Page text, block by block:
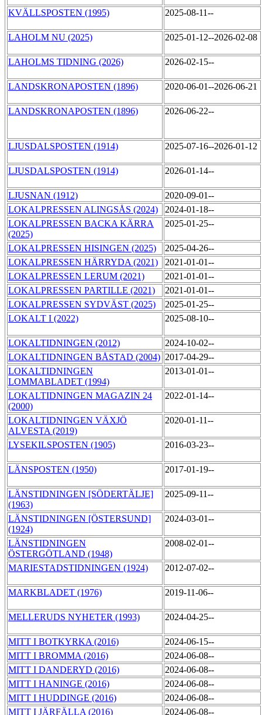
KVÄLLSPOSTEN (1995) 2025-08-11--
LAHOLM NU (2025) 2025-01-12--2026-02-08
LAHOLMS TIDNING (2026) 2026-02-15--
LANDSKRONAPOSTEN (1896) 2020-06-01--2026-06-21
LANDSKRONAPOSTEN (1896) 2026-06-22--
LJUSDALSPOSTEN (1914) 2025-07-16--2026-01-12
LJUSDALSPOSTEN (1914) 2026-01-14--
LJUSNAN (1912)
2020-09-01--
LOKALPRESSEN ALINGSÅS (2024)
2024-01-18--
LOKALPRESSEN BACKA KÄRRA
(2025)
2025-01-25--
LOKALPRESSEN HISINGEN (2025)
2025-04-26--
LOKALPRESSEN HÄRRYDA (2021)
2021-01-01--
LOKALPRESSEN LERUM (2021)
2021-01-01--
LOKALPRESSEN PARTILLE (2021)
2021-01-01--
LOKALPRESSEN SYDVÄST (2025)
2025-01-25--
LOKALT I (2022)
2025-08-10--
LOKALTIDNINGEN (2012)
2024-10-02--
LOKALTIDNINGEN BÅSTAD (2004) 2017-04-29--
LOKALTIDNINGEN
LOMMABLADET (1994)
2013-01-01--
LOKALTIDNINGEN MAGAZIN 24
(2000)
2022-01-14--
LOKALTIDNINGEN VÄXJÖ
ALVESTA (2019)
2020-01-11--
LYSEKILSPOSTEN (1905) 2016-03-23--
LÄNSPOSTEN (1950) 2017-01-19--
LÄNSTIDNINGEN [SÖDERTÄLJE]
(1963)
2025-09-11--
LÄNSTIDNINGEN [ÖSTERSUND]
(1924)
2024-03-01--
LÄNSTIDNINGEN
ÖSTERGÖTLAND (1948)
2008-02-01--
MARIESTADSTIDNINGEN (1924) 2012-07-02--
MARKBLADET (1976) 2019-11-06--
MELLERUDS NYHETER (1993) 2024-04-25--
MITT I BOTKYRKA (2016)
2024-06-15--
MITT I BROMMA (2016)
2024-06-08--
MITT I DANDERYD (2016)
2024-06-08--
MITT I HANINGE (2016)
2024-06-08--
MITT I HUDDINGE (2016)
2024-06-08--
MITT I JÄRFÄLLA (2016)
2024-06-08--